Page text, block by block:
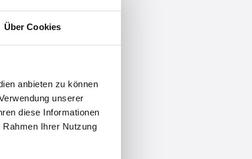
Über Cookies
anbieten zu können
unserer
diese Informationen
Ihrer Nutzung